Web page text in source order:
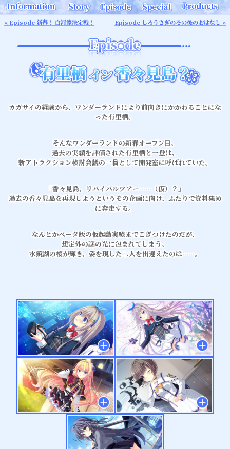
« Episode 新春！ 白河家決定戦！ Episode しろうさぎのその後のおはなし »
カガサイの経験から、ワンダーランドにより前向きにかかわることにな
った有里栖。
そんなワンダーランドの新春オープン日。
過去の実績を評価された有里栖と一登は、
新アトラクション検討会議の一員として開発室に呼ばれていた。
「香々見島、リバイバルツアー……（仮）？」
過去の香々見島を再現しようというその企画に向け、ふたりで資料集め
に奔走する。
なんとかベータ版の仮起動実験までこぎつけたのだが、
想定外の謎の光に包まれてしまう。
水鏡湖の桜が輝き、姿を現した二人を出迎えたのは……。